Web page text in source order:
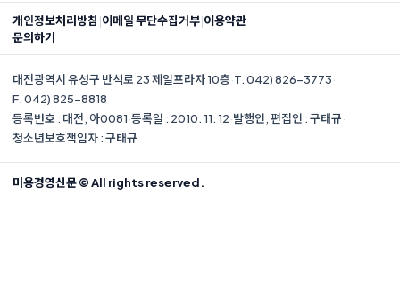
개인정보처리방침 |이메일 무단수집거부|이용약관
문의하기
대전광역시 유성구 반석로 23 제일프라자 10층·T. 042) 826-3773·
F. 042) 825-8818
등록번호 : 대전, 아0081·등록일 : 2010. 11. 12·발행인, 편집인 : 구태규·
청소년보호책임자 : 구태규
미용경영신문 © All rights reserved.